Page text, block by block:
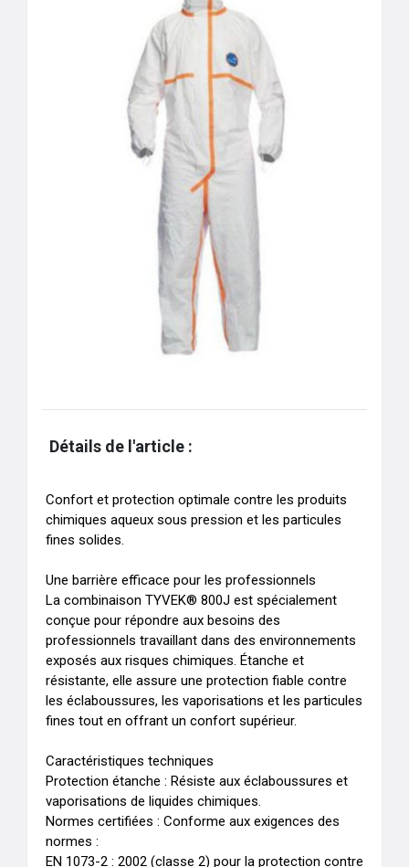
Détails de l'article :
Confort et protection optimale contre les produits
chimiques aqueux sous pression et les particules
fines solides.
Une barrière efficace pour les professionnels
La combinaison TYVEK® 800J est spécialement
conçue pour répondre aux besoins des
professionnels travaillant dans des environnements
exposés aux risques chimiques. Étanche et
résistante, elle assure une protection fiable contre
les éclaboussures, les vaporisations et les particules
fines tout en offrant un confort supérieur.
Caractéristiques techniques
Protection étanche : Résiste aux éclaboussures et
vaporisations de liquides chimiques.
Normes certifiées : Conforme aux exigences des
normes :
EN 1073-2 : 2002 (classe 2) pour la protection contre